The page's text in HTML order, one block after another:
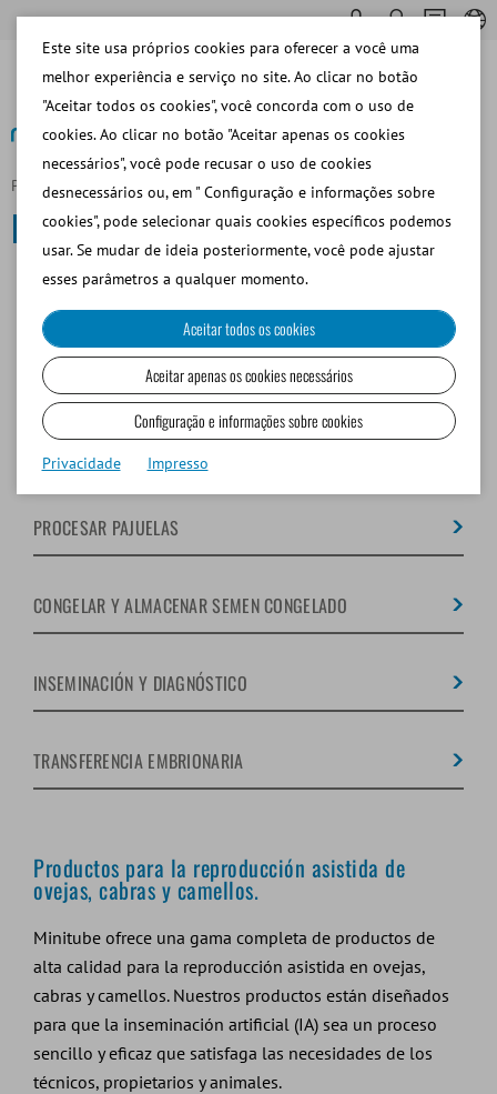
Página principal Pequeños Rumiantes y Camélidos
Pequeños Rumiantes y Camélidos
COLECCIÓN DE SEMEN
ANÁLISIS DE SEMEN
PROCESAR PAJUELAS
CONGELAR Y ALMACENAR SEMEN CONGELADO
INSEMINACIÓN Y DIAGNÓSTICO
TRANSFERENCIA EMBRIONARIA
Productos para la reproducción asistida de
ovejas, cabras y camellos.
Minitube ofrece una gama completa de productos de
alta calidad para la reproducción asistida en ovejas,
cabras y camellos. Nuestros productos están diseñados
para que la inseminación artificial (IA) sea un proceso
sencillo y eficaz que satisfaga las necesidades de los
técnicos, propietarios y animales.
Este site usa próprios cookies para oferecer a você uma
melhor experiência e serviço no site. Ao clicar no botão
"Aceitar todos os cookies", você concorda com o uso de
cookies. Ao clicar no botão "Aceitar apenas os cookies
necessários", você pode recusar o uso de cookies
desnecessários ou, em " Configuração e informações sobre
cookies", pode selecionar quais cookies específicos podemos
usar. Se mudar de ideia posteriormente, você pode ajustar
esses parâmetros a qualquer momento.
Aceitar todos os cookies
Aceitar apenas os cookies necessários
Configuração e informações sobre cookies
Privacidade Impresso